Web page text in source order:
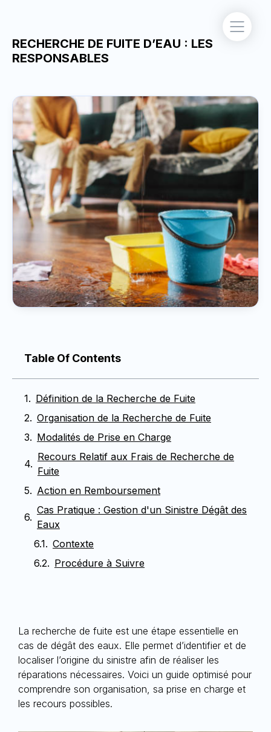
RECHERCHE DE FUITE D’EAU : LES
RESPONSABLES
Table Of Contents
Définition de la Recherche de Fuite
Organisation de la Recherche de Fuite
Modalités de Prise en Charge
Recours Relatif aux Frais de Recherche de
Fuite
Action en Remboursement
Cas Pratique : Gestion d'un Sinistre Dégât des
Eaux
Contexte
Procédure à Suivre
La recherche de fuite est une étape essentielle en
cas de dégât des eaux. Elle permet d’identifier et de
localiser l’origine du sinistre afin de réaliser les
réparations nécessaires. Voici un guide optimisé pour
comprendre son organisation, sa prise en charge et
les recours possibles.